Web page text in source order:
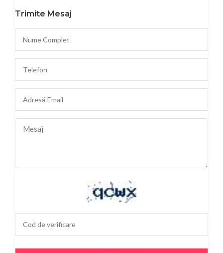
Trimite Mesaj